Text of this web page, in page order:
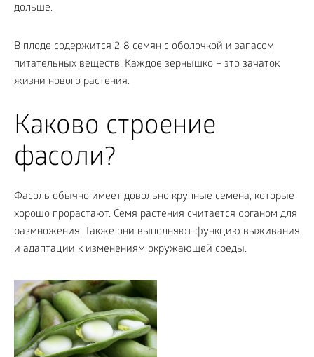
дольше.
В плоде содержится 2-8 семян с оболочкой и запасом
питательных веществ. Каждое зернышко – это зачаток
жизни нового растения.
Каково строение
фасоли?
Фасоль обычно имеет довольно крупные семена, которые
хорошо прорастают. Семя растения считается органом для
размножения. Также они выполняют функцию выживания
и адаптации к изменениям окружающей среды.